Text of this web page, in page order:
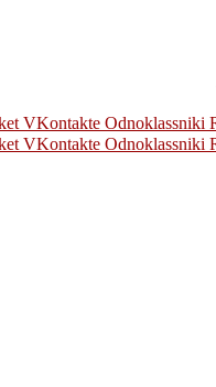
Odnoklassniki
Odnoklassniki